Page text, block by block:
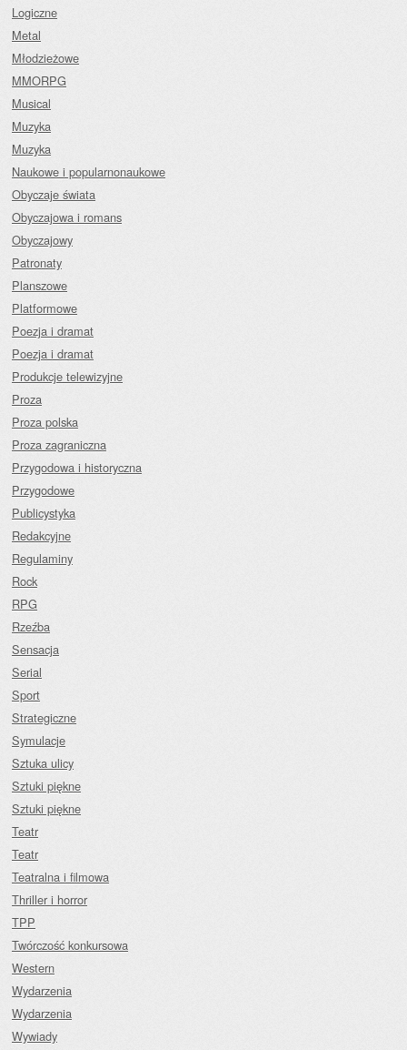
Logiczne
Metal
Młodzieżowe
MMORPG
Musical
Muzyka
Muzyka
Naukowe i popularnonaukowe
Obyczaje świata
Obyczajowa i romans
Obyczajowy
Patronaty
Planszowe
Platformowe
Poezja i dramat
Poezja i dramat
Produkcje telewizyjne
Proza
Proza polska
Proza zagraniczna
Przygodowa i historyczna
Przygodowe
Publicystyka
Redakcyjne
Regulaminy
Rock
RPG
Rzeźba
Sensacja
Serial
Sport
Strategiczne
Symulacje
Sztuka ulicy
Sztuki piękne
Sztuki piękne
Teatr
Teatr
Teatralna i filmowa
Thriller i horror
TPP
Twórczość konkursowa
Western
Wydarzenia
Wydarzenia
Wywiady